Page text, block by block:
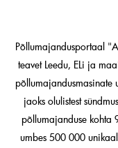
Põllumajandusportaal
teavet Leedu, ELi ja
põllumajandusmasinate
jaoks olulistest
põllumajanduse kohta
umbes 500 000